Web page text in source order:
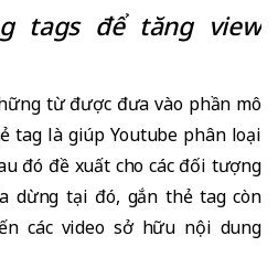
tags để tăng view
từ được đưa vào phần mô
tag là giúp Youtube phân loại
đó đề xuất cho các đối tượng
dừng tại đó, gắn thẻ tag còn
các video sở hữu nội dung